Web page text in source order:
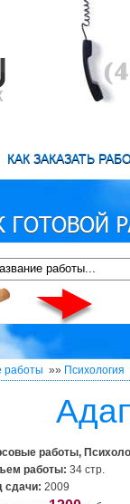
КАК ЗАКАЗАТЬ
работы »» Психология
работы,
работы: 34 стр.
сдачи: 2009